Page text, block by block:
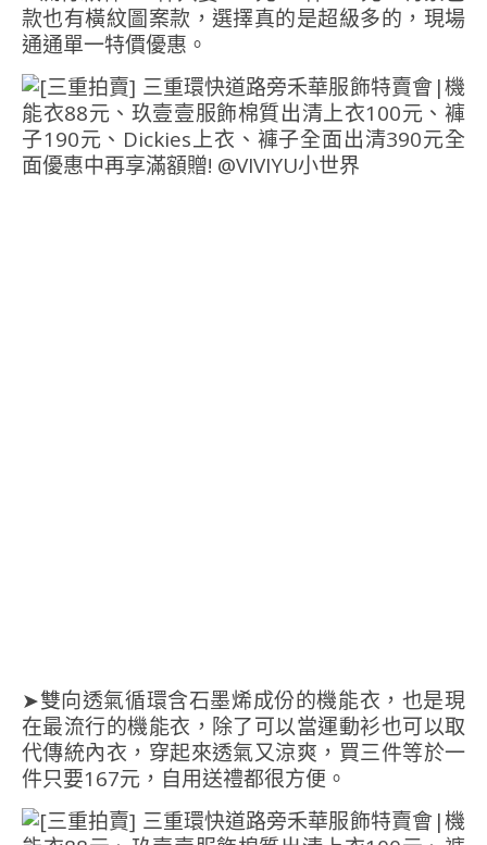
款也有橫紋圖案款，選擇真的是超級多的，現場
通通單一特價優惠。
➤雙向透氣循環含石墨烯成份的機能衣，也是現
在最流行的機能衣，除了可以當運動衫也可以取
代傳統內衣，穿起來透氣又涼爽，買三件等於一
件只要167元，自用送禮都很方便。